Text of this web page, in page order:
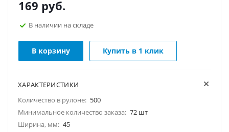
169 руб.
В наличии на складе
В корзину Купить в 1 клик
ХАРАКТЕРИСТИКИ
Количество в рулоне: 500
Минимальное количество заказа: 72 шт
Ширина, мм: 45